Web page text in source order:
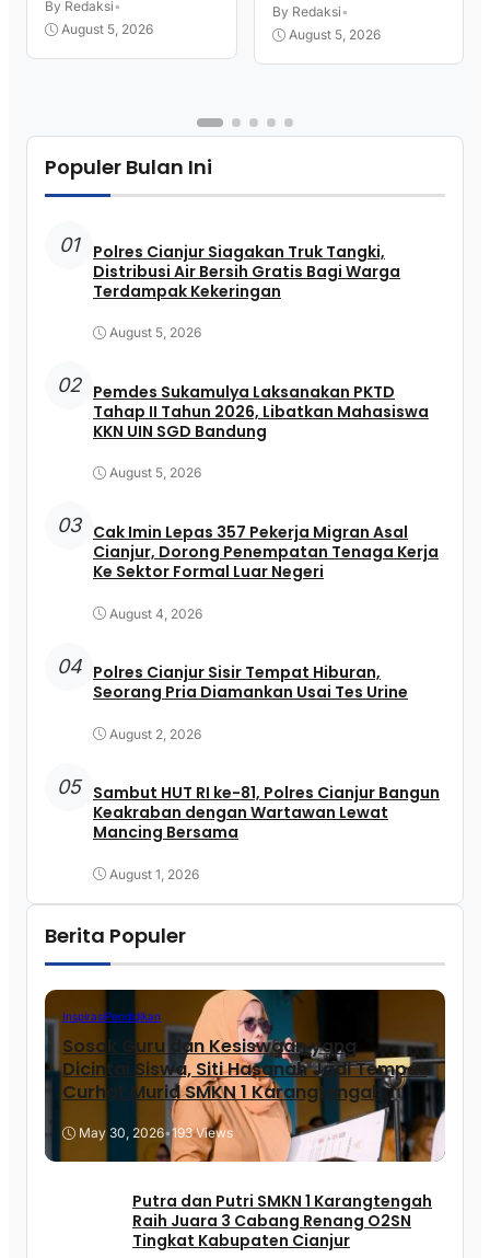
Kekeringan
By Redaksi•
August 5, 2026
KKN UIN SGD Bandung
By Redaksi•
August 5, 2026
Populer Bulan Ini
01
Polres Cianjur Siagakan Truk Tangki,
Distribusi Air Bersih Gratis Bagi Warga
Terdampak Kekeringan
August 5, 2026
02 Pemdes Sukamulya Laksanakan PKTD
Tahap II Tahun 2026, Libatkan Mahasiswa
KKN UIN SGD Bandung
August 5, 2026
03 Cak Imin Lepas 357 Pekerja Migran Asal
Cianjur, Dorong Penempatan Tenaga Kerja
Ke Sektor Formal Luar Negeri
August 4, 2026
04 Polres Cianjur Sisir Tempat Hiburan,
Seorang Pria Diamankan Usai Tes Urine
August 2, 2026
05 Sambut HUT RI ke-81, Polres Cianjur Bangun
Keakraban dengan Wartawan Lewat
Mancing Bersama
August 1, 2026
Berita Populer
InspirasiPendidikan
Sosok Guru dan Kesiswaan yang
Dicintai Siswa, Siti Hasanah Jadi Tempat
Curhat Murid SMKN 1 Karangtengah
May 30, 2026•193 Views
Putra dan Putri SMKN 1 Karangtengah
Raih Juara 3 Cabang Renang O2SN
Tingkat Kabupaten Cianjur